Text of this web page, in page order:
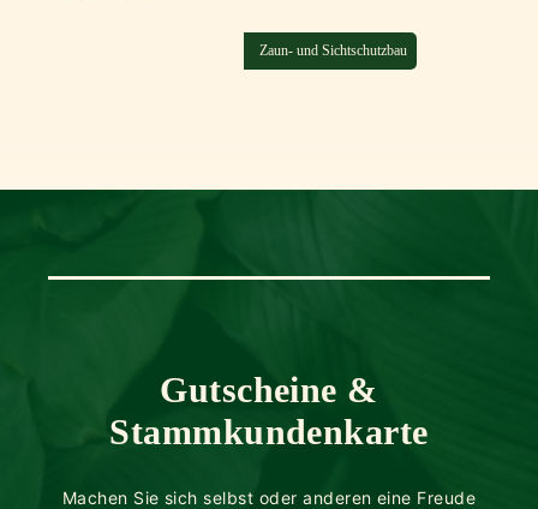
Zaun- und Sichtschutzbau
Gutscheine &
Stammkundenkarte
Machen Sie sich selbst oder anderen eine Freude